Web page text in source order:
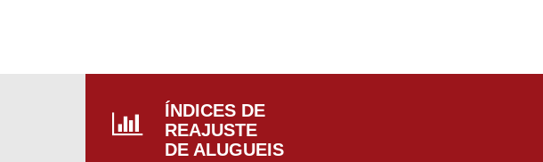
ÍNDICES DE
REAJUSTE
DE ALUGUEIS